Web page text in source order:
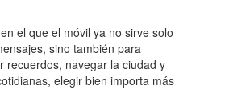
el que el móvil ya no sirve solo
sino también para
recuerdos, navegar la ciudad y
elegir bien importa más